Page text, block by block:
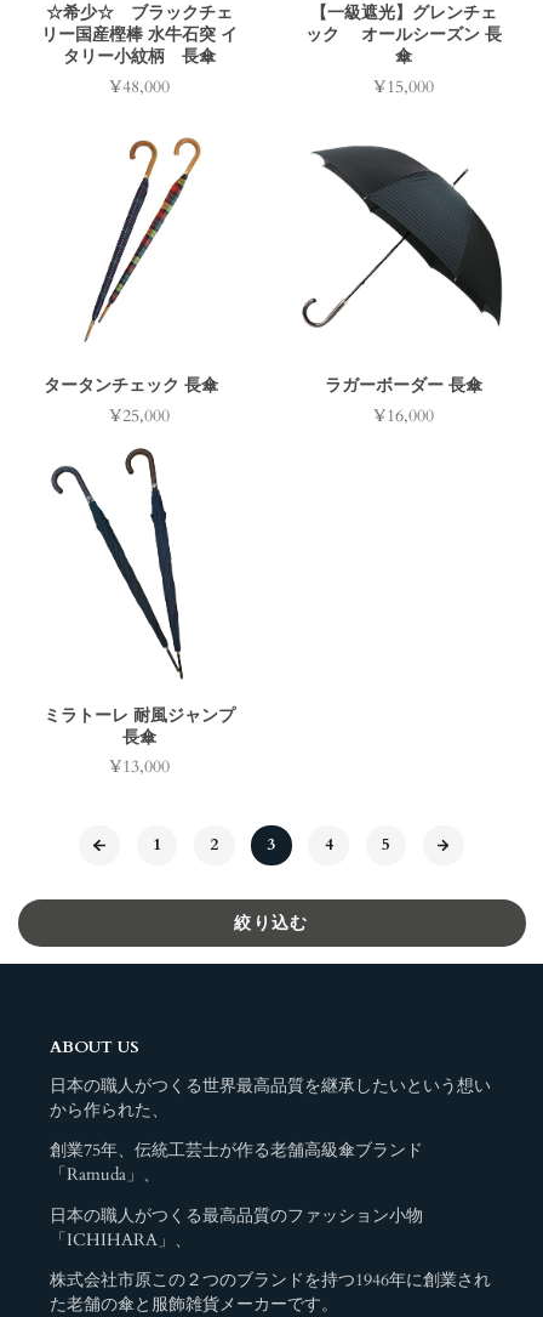
☆希少☆ ブラックチェ
リー国産樫棒 水牛石突 イ
タリー小紋柄 長傘
価
¥48,000
【一級遮光】グレンチェ
ック オールシーズン 長
傘
価
¥15,000
タータンチェック 長傘
価
¥25,000
ラガーボーダー 長傘
価
¥16,000
ミラトーレ 耐風ジャンプ
長傘
価
¥13,000
1 2 3 4 5
絞り込む
ABOUT US
日本の職人がつくる世界最高品質を継承したいという想い
から作られた、
創業75年、伝統工芸士が作る老舗高級傘ブランド
「Ramuda」、
日本の職人がつくる最高品質のファッション小物
「ICHIHARA」、
株式会社市原この２つのブランドを持つ1946年に創業され
た老舗の傘と服飾雑貨メーカーです。